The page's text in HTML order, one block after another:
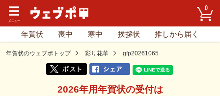
0
年賀状 喪中 寒中 挨拶状 推しから届く
年賀状のウェブポトップ 彩り花華 gfp20261065
2026年用年賀状の受付は